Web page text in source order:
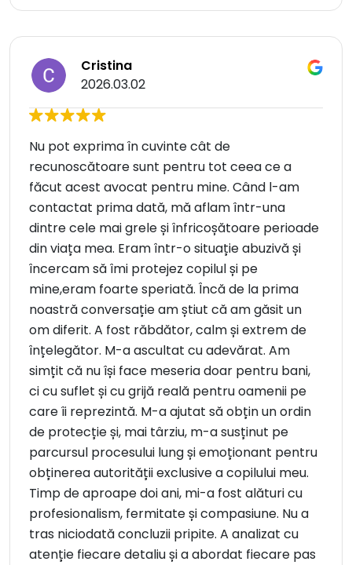
Cristina
2026.03.02
Nu pot exprima în cuvinte cât de
recunoscătoare sunt pentru tot ceea ce a
făcut acest avocat pentru mine. Când l-am
contactat prima dată, mă aflam într-una
dintre cele mai grele și înfricoșătoare perioade
din viața mea. Eram într-o situație abuzivă și
încercam să îmi protejez copilul și pe
mine,eram foarte speriată. Încă de la prima
noastră conversație am știut că am găsit un
om diferit. A fost răbdător, calm și extrem de
înțelegător. M-a ascultat cu adevărat. Am
simțit că nu își face meseria doar pentru bani,
ci cu suflet și cu grijă reală pentru oamenii pe
care îi reprezintă. M-a ajutat să obțin un ordin
de protecție și, mai târziu, m-a susținut pe
parcursul procesului lung și emoționant pentru
obținerea autorității exclusive a copilului meu.
Timp de aproape doi ani, mi-a fost alături cu
profesionalism, fermitate și compasiune. Nu a
tras niciodată concluzii pripite. A analizat cu
atenție fiecare detaliu și a abordat fiecare pas